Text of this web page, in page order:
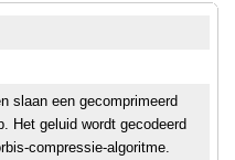
slaan een gecomprimeerd
Het geluid wordt gecodeerd
compressie-algoritme.